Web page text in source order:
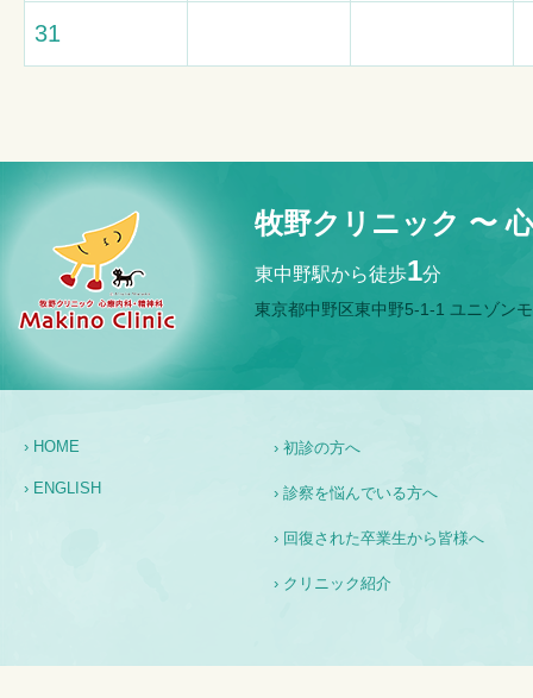
31
牧野クリニック 〜
東中野駅から徒歩1分
東京都中野区東中野5-1-1 ユニゾン
› HOME
› ENGLISH
› 初診の方へ
› 診察を悩んでいる方へ
› 回復された卒業生から皆様へ
› クリニック紹介